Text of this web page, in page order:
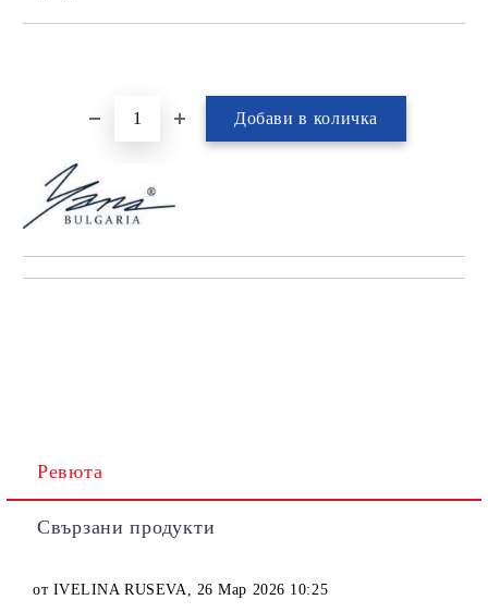
Ревюта
Свързани продукти
от IVELINA RUSEVA, 26 Мар 2026 10:25